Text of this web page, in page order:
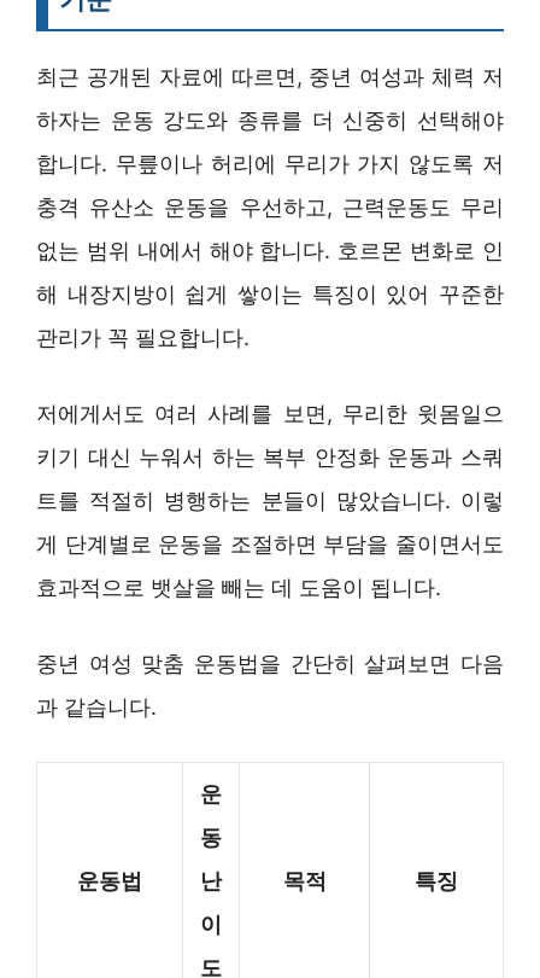
최근 공개된 자료에 따르면, 중년 여성과 체력 저
하자는 운동 강도와 종류를 더 신중히 선택해야
합니다. 무릎이나 허리에 무리가 가지 않도록 저
충격 유산소 운동을 우선하고, 근력운동도 무리
없는 범위 내에서 해야 합니다. 호르몬 변화로 인
해 내장지방이 쉽게 쌓이는 특징이 있어 꾸준한
관리가 꼭 필요합니다.
저에게서도 여러 사례를 보면, 무리한 윗몸일으
키기 대신 누워서 하는 복부 안정화 운동과 스쿼
트를 적절히 병행하는 분들이 많았습니다. 이렇
게 단계별로 운동을 조절하면 부담을 줄이면서도
효과적으로 뱃살을 빼는 데 도움이 됩니다.
중년 여성 맞춤 운동법을 간단히 살펴보면 다음
과 같습니다.
운동법
운
동
난
이
도
목적 특징